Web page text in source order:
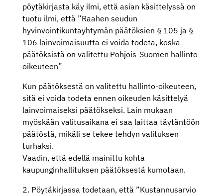
pöytäkirjasta käy ilmi, että asian käsittelyssä on
tuotu ilmi, että ”Raahen seudun
hyvinvointikuntayhtymän päätöksien § 105 ja §
106 lainvoimaisuutta ei voida todeta, koska
päätöksistä on valitettu Pohjois-Suomen hallinto-
oikeuteen”
Kun päätöksestä on valitettu hallinto-oikeuteen,
sitä ei voida todeta ennen oikeuden käsittelyä
lainvoimaiseksi päätökseksi. Lain mukaan
myöskään valitusaikana ei saa laittaa täytäntöön
päätöstä, mikäli se tekee tehdyn valituksen
turhaksi.
Vaadin, että edellä mainittu kohta
kaupunginhallituksen päätöksestä kumotaan.
2. Pöytäkirjassa todetaan, että ”Kustannusarvio